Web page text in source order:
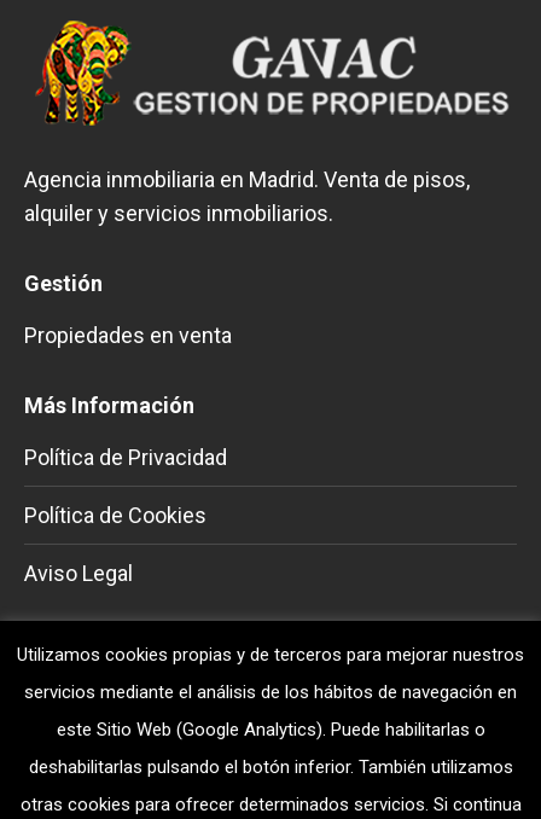
Agencia inmobiliaria en Madrid. Venta de pisos,
alquiler y servicios inmobiliarios.
Gestión
Propiedades en venta
Más Información
Política de Privacidad
Política de Cookies
Aviso Legal
Información de contacto
Móvil
629252496
Utilizamos cookies propias y de terceros para mejorar nuestros
servicios mediante el análisis de los hábitos de navegación en
este Sitio Web (Google Analytics). Puede habilitarlas o
deshabilitarlas pulsando el botón inferior. También utilizamos
otras cookies para ofrecer determinados servicios. Si continua